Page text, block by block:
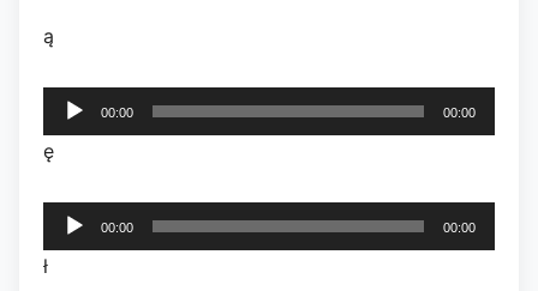
ą
Аудиоплеер
00:00 00:00
ę
Аудиоплеер
00:00 00:00
ł